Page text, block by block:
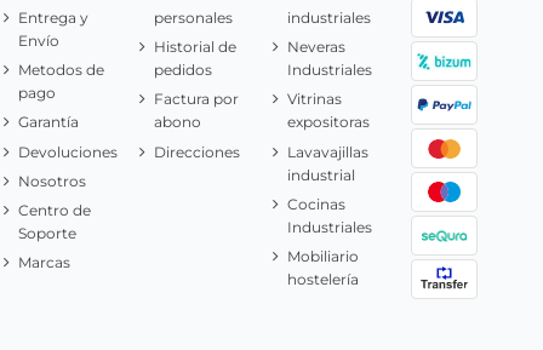
Entrega y
Envío
Metodos de
pago
Garantía
Devoluciones
Nosotros
Centro de
Soporte
Marcas
personales
Historial de
pedidos
Factura por
abono
Direcciones
industriales
Neveras
Industriales
Vitrinas
expositoras
Lavavajillas
industrial
Cocinas
Industriales
Mobiliario
hostelería